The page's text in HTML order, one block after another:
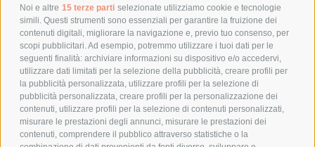
Noi e altre 15 terze parti selezionate utilizziamo cookie e tecnologie
simili. Questi strumenti sono essenziali per garantire la fruizione dei
contenuti digitali, migliorare la navigazione e, previo tuo consenso, per
scopi pubblicitari. Ad esempio, potremmo utilizzare i tuoi dati per le
seguenti finalità: archiviare informazioni su dispositivo e/o accedervi,
utilizzare dati limitati per la selezione della pubblicità, creare profili per
la pubblicità personalizzata, utilizzare profili per la selezione di
pubblicità personalizzata, creare profili per la personalizzazione dei
contenuti, utilizzare profili per la selezione di contenuti personalizzati,
misurare le prestazioni degli annunci, misurare le prestazioni dei
contenuti, comprendere il pubblico attraverso statistiche o la
POLITICA DI RESO
POLICY
PRIVACY POLICY
COOKIE POLICY
PAGAMENTI SICURI